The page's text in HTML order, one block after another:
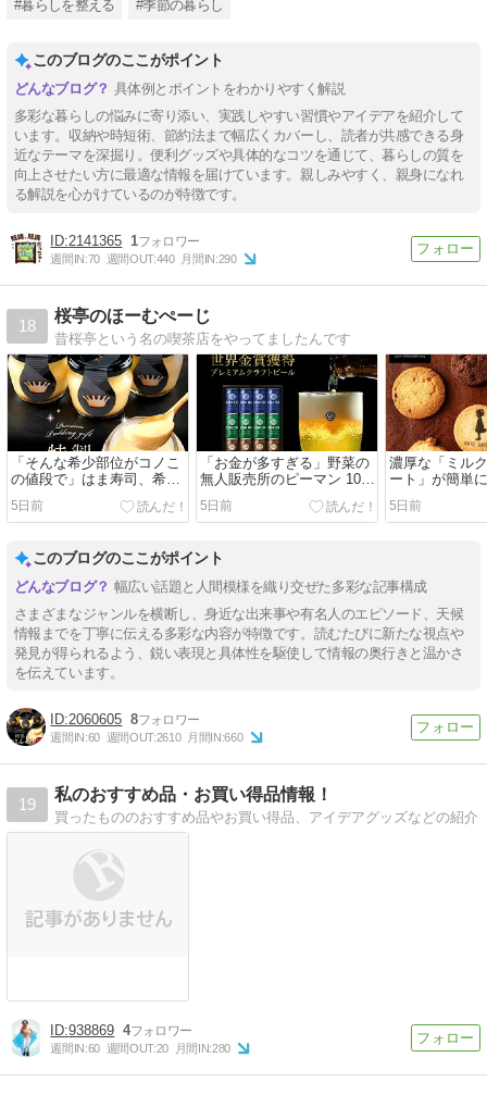
#暮らしを整える #季節の暮らし
このブログのここがポイント
具体例とポイントをわかりやすく解説
多彩な暮らしの悩みに寄り添い、実践しやすい習慣やアイデアを紹介して
います。収納や時短術、節約法まで幅広くカバーし、読者が共感できる身
近なテーマを深掘り。便利グッズや具体的なコツを通じて、暮らしの質を
向上させたい方に最適な情報を届けています。親しみやすく、親身になれ
る解説を心がけているのが特徴です。
2141365 1
週間IN:70 週間OUT:440 月間IN:290
18
桜亭のほーむぺーじ
昔桜亭という名の喫茶店をやってましたんです
「そんな希少部位がコノこ
の値段で」はま寿司、希少
部位を使った本鮪の握りを
紹介「めっちゃ食いてえ」
5日前
「お金が多すぎる」野菜の
無人販売所のピーマン 10袋
で1000円のはずが回収箱に
は… 店主がたどり着いた
5日前
濃厚な「ミル
ート」が簡単
う！ クーリッ
ンジレシピ”に
5日前
このブログのここがポイント
幅広い話題と人間模様を織り交ぜた多彩な記事構成
さまざまなジャンルを横断し、身近な出来事や有名人のエピソード、天候
情報までを丁寧に伝える多彩な内容が特徴です。読むたびに新たな視点や
発見が得られるよう、鋭い表現と具体性を駆使して情報の奥行きと温かさ
を伝えています。
2060605 8
週間IN:60 週間OUT:2610 月間IN:660
19
私のおすすめ品・お買い得品情報！
買ったもののおすすめ品やお買い得品、アイデアグッズなどの紹介
938869 4
週間IN:60 週間OUT:20 月間IN:280